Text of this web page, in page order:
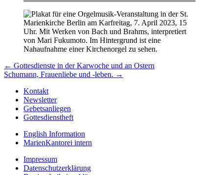
Beitragsnavigation
← Gottesdienste in der Karwoche und an Ostern
Schumann, Frauenliebe und -leben. →
Kontakt
Newsletter
Gebetsanliegen
Gottesdienstheft
English Information
MarienKantorei intern
Impressum
Datenschutzerklärung